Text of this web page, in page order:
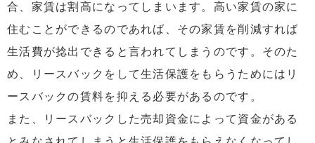
合、家賃は割高になってしまいます。高い家賃の家に
住むことができるのであれば、その家賃を削減すれば
生活費が捻出できると言われてしまうのです。そのた
め、リースバックをして生活保護をもらうためにはリ
ースバックの賃料を抑える必要があるのです。
また、リースバックした売却資金によって資金がある